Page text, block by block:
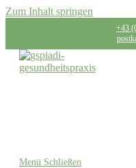
Zum Inhalt springen
+43
Menü Schließen